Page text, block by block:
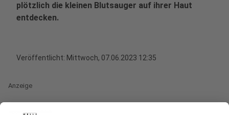
plötzlich die kleinen Blutsauger auf ihrer Haut
entdecken.
Veröffentlicht: Mittwoch, 07.06.2023 12:35
Anzeige